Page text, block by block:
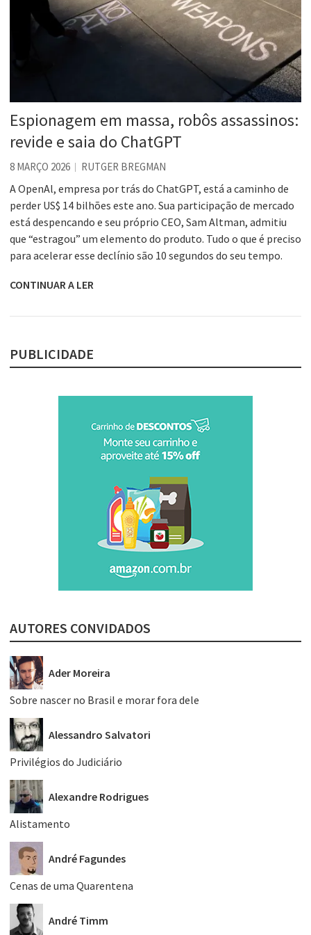
Espionagem em massa, robôs assassinos:
revide e saia do ChatGPT
8 MARÇO 2026 RUTGER BREGMAN
A OpenAl, empresa por trás do ChatGPT, está a caminho de
perder US$ 14 bilhões este ano. Sua participação de mercado
está despencando e seu próprio CEO, Sam Altman, admitiu
que “estragou” um elemento do produto. Tudo o que é preciso
para acelerar esse declínio são 10 segundos do seu tempo.
CONTINUAR A LER
PUBLICIDADE
AUTORES CONVIDADOS
Ader Moreira
Sobre nascer no Brasil e morar fora dele
Alessandro Salvatori
Privilégios do Judiciário
Alexandre Rodrigues
Alistamento
André Fagundes
Cenas de uma Quarentena
André Timm